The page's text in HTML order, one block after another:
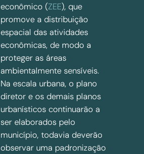
econômico (ZEE), que
promove a distribuição
espacial das atividades
econômicas, de modo a
proteger as áreas
ambientalmente sensíveis.
Na escala urbana, o plano
diretor e os demais planos
urbanísticos continuarão a
ser elaborados pelo
município, todavia deverão
observar uma padronização